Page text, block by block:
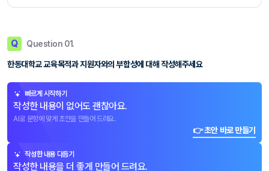
Q Question 01.
한동대학교 교육목적과 지원자와의 부합성에 대해 작성해주세요
빠르게 시작하기
작성한 내용이 없어도 괜찮아요.
AI로 문항에 맞게 초안을 만들어 드려요.
👉 초안 바로 만들기
작성한 내용 다듬기
작성한 내용을 더 좋게 만들어 드려요.